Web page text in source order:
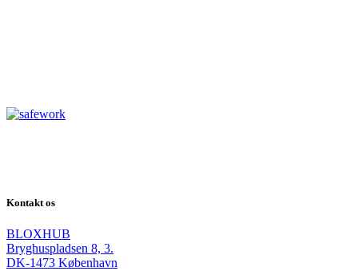
Kontakt os
BLOXHUB
Bryghuspladsen 8, 3.
DK-1473 København